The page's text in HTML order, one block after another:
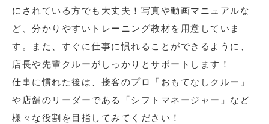
にされている方でも大丈夫！写真や動画マニュアルな
ど、分かりやすいトレーニング教材を用意していま
す。また、すぐに仕事に慣れることができるように、
店長や先輩クルーがしっかりとサポートします！
仕事に慣れた後は、接客のプロ「おもてなしクルー」
や店舗のリーダーである「シフトマネージャー」など
様々な役割を目指してみてください！